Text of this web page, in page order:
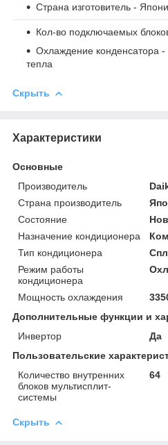
Страна изготовитель -
Кол-во подключаемых
Охлаждение конденсатора -
тепла
Скрыть
Характеристики
Основные
Производитель
Страна производитель
Состояние
Назначение кондиционера
Тип кондиционера
Режим работы
кондиционера
Мощность охлаждения
Дополнительные функции и
Инвертор
Да
Пользовательские
Количество внутренних
блоков мультисплит-
системы
64
Скрыть